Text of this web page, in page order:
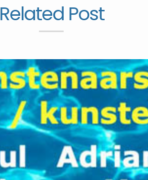
Related Post